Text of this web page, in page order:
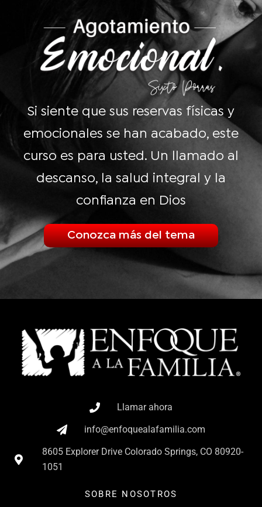
Si siente que sus reservas físicas y
emocionales se han acabado, este
curso es para usted. Un llamado al
descanso, la salud integral y la
confianza en Dios
Conozca más del tema
Llamar ahora
info@enfoquealafamilia.com
8605 Explorer Drive Colorado Springs, CO 80920-
1051
SOBRE NOSOTROS